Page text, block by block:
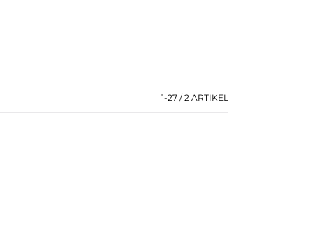
1-27 / 2 ARTIKEL